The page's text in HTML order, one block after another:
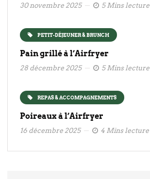
30 novembre 2025 5 Mins lecture
PETIT-DÉJEUNER & BRUNCH
Pain grillé à l’Airfryer
28 décembre 2025 5 Mins lecture
REPAS & ACCOMPAGNEMENTS
Poireaux à l’Airfryer
16 décembre 2025 4 Mins lecture